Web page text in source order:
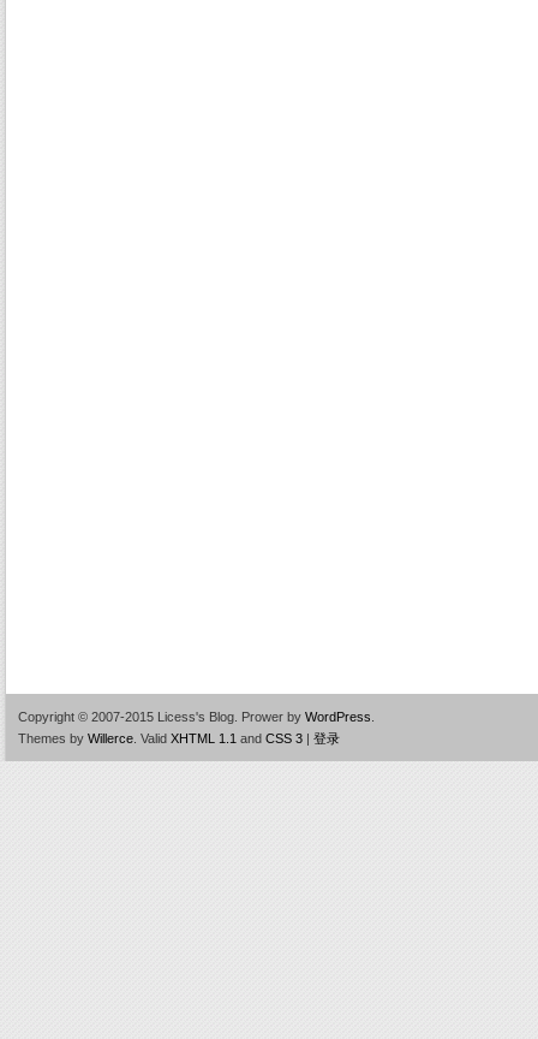
Copyright © 2007-2015 Licess's Blog. Prower by WordPress
Themes by Willerce Valid XHTML 1.1 and CSS 3 | 登录